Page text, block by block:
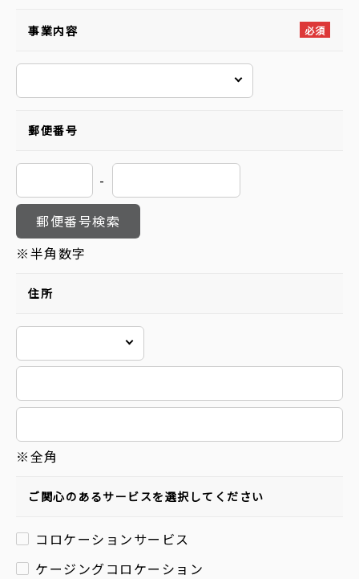
事業内容 必須
郵便番号
-
郵便番号検索
※半角数字
住所
※全角
ご関心のあるサービスを選択してください
コロケーションサービス
ケージングコロケーション